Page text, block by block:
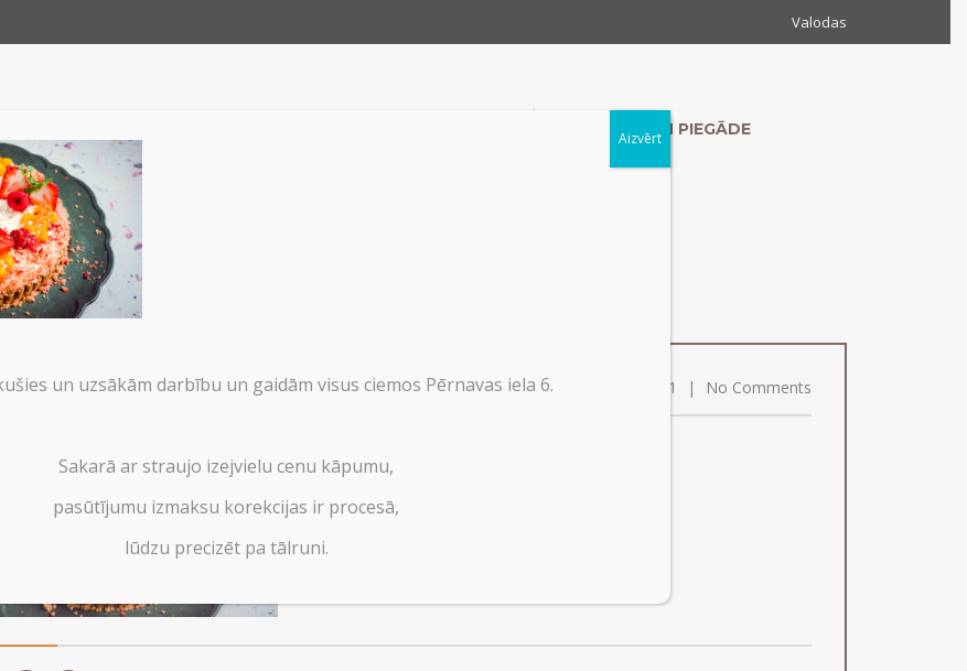
Valodas
KONTAKTI UN PIEGĀDE
MANGO-PASIFLORA-3
PASIFLORA-3 27/05/2021 | No Comments
un uzsākām darbību un gaidām visus ciemos Pērnavas iela 6.
Sakarā ar straujo izejvielu cenu kāpumu,
pasūtījumu izmaksu korekcijas ir procesā,
lūdzu precizēt pa tālruni.
Aizvērt